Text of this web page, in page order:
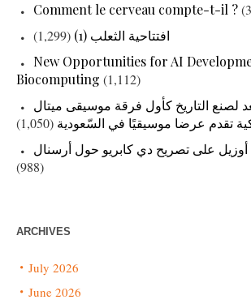
Comment le cerveau compte-t-il ?
افتتاحية الثعلب (1)
(1,299)
New Opportunities for AI
Biocomputing (1,112)
لصنع التاريخ كأول فرقة موسيقى ميتال
تقدم عرضا موسيقيًا في السّعودية (1,050)
على تصريح دي كابريو حول أرسنال
(988)
ARCHIVES
July 2026
June 2026